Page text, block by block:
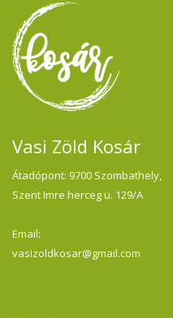
Vasi Zöld Kosár
Átadópont: 9700 Szombathely,
Szent Imre herceg u. 129/A
Email:
vasizoldkosar@gmail.com